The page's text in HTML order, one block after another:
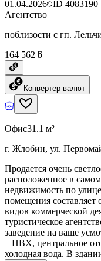
01.04.2026 ID 4083190
Агентство
поблизости с гп.
164 562 ƃ
Конвертер валют
Офис31.1 м²
г. Жлобин, ул.
Продается очень
расположенное в
недвижимость по
помещения составляет
видов коммерческой
туристическое
заведение на ваше
– ПВХ, центральное
холодная вода. В